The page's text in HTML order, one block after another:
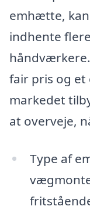
emhætte,
indhente
fair pris og et
markedet
at overveje,
Type af